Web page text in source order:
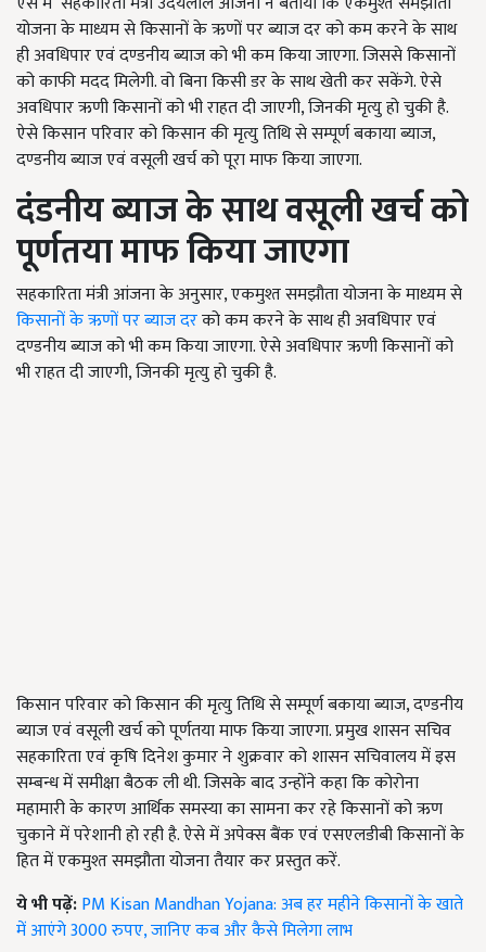
योजना के माध्यम से किसानों के ऋणों पर ब्याज दर को कम करने के साथ
ही अवधिपार एवं दण्डनीय ब्याज को भी कम किया जाएगा. जिससे किसानों
को काफी मदद मिलेगी. वो बिना किसी डर के साथ खेती कर सकेंगे. ऐसे
अवधिपार ऋणी किसानों को भी राहत दी जाएगी, जिनकी मृत्यु हो चुकी है.
ऐसे किसान परिवार को किसान की मृत्यु तिथि से सम्पूर्ण बकाया ब्याज,
दण्डनीय ब्याज एवं वसूली खर्च को पूरा माफ किया जाएगा.
दंडनीय ब्याज के साथ वसूली खर्च को
पूर्णतया माफ किया जाएगा
सहकारिता मंत्री आंजना के अनुसार, एकमुश्त समझौता योजना के माध्यम से
किसानों के ऋणों पर ब्याज दरको कम करने के साथ ही अवधिपार एवं
दण्डनीय ब्याज को भी कम किया जाएगा. ऐसे अवधिपार ऋणी किसानों को
भी राहत दी जाएगी, जिनकी मृत्यु हो चुकी है.
किसान परिवार को किसान की मृत्यु तिथि से सम्पूर्ण बकाया ब्याज, दण्डनीय
ब्याज एवं वसूली खर्च को पूर्णतया माफ किया जाएगा. प्रमुख शासन सचिव
सहकारिता एवं कृषि दिनेश कुमार ने शुक्रवार को शासन सचिवालय में इस
सम्बन्ध में समीक्षा बैठक ली थी. जिसके बाद उन्होंने कहा कि कोरोना
महामारी के कारण आर्थिक समस्या का सामना कर रहे किसानों को ऋण
चुकाने में परेशानी हो रही है. ऐसे में अपेक्स बैंक एवं एसएलडीबी किसानों के
हित में एकमुश्त समझौता योजना तैयार कर प्रस्तुत करें.
ये भी पढ़ें:PM Kisan Mandhan Yojana: अब हर महीने किसानों के खाते
में आएंगे 3000 रुपए, जानिए कब और कैसे मिलेगा लाभ